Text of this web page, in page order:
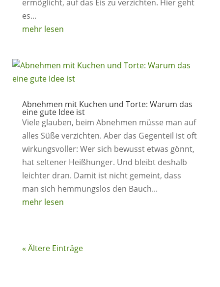
ermöglicht, auf das Eis zu verzichten. Hier geht
es...
mehr lesen
Abnehmen mit Kuchen und Torte: Warum das
eine gute Idee ist
Viele glauben, beim Abnehmen müsse man auf
alles Süße verzichten. Aber das Gegenteil ist oft
wirkungsvoller: Wer sich bewusst etwas gönnt,
hat seltener Heißhunger. Und bleibt deshalb
leichter dran. Damit ist nicht gemeint, dass
man sich hemmungslos den Bauch...
mehr lesen
« Ältere Einträge